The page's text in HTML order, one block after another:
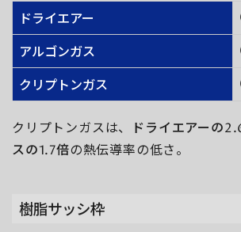
ドライエアー
アルゴンガス
クリプトンガス
クリプトンガスは、
ドライエアーの
スの1.7倍の熱伝導率の低さ。
樹脂サッシ枠